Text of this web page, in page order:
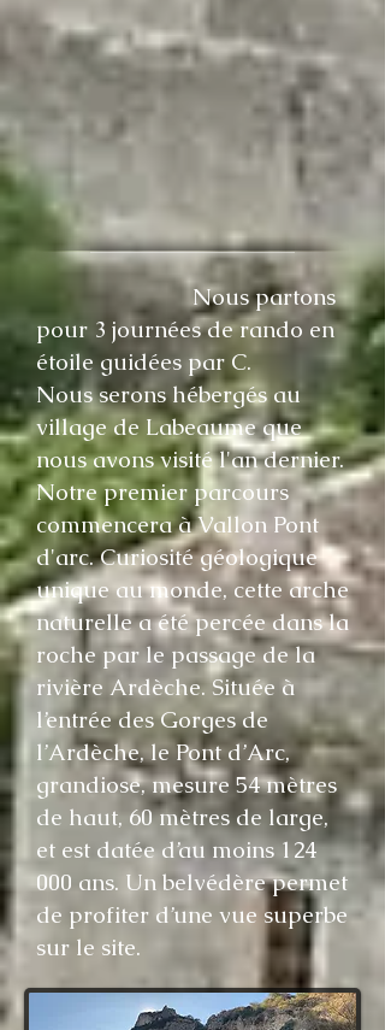
Nous partons
pour 3 journées de rando en
étoile guidées par C.
Nous serons hébergés au
village de Labeaume que
nous avons visité l'an dernier.
Notre premier parcours
commencera à Vallon Pont
d'arc. Curiosité géologique
unique au monde, cette arche
naturelle a été percée dans la
roche par le passage de la
rivière Ardèche. Située à
l’entrée des Gorges de
l’Ardèche, le Pont d’Arc,
grandiose, mesure 54 mètres
de haut, 60 mètres de large,
et est datée d’au moins 124
000 ans. Un belvédère permet
de profiter d’une vue superbe
sur le site.